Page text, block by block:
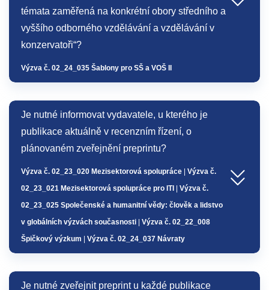
témata zaměřená na konkrétní obory středního a
vyššího odborného vzdělávání a vzdělávání v
konzervatoři“?
Výzva č. 02_24_035 Šablony pro SŠ a VOŠ II
Je nutné informovat vydavatele, u kterého je
publikace aktuálně v recenzním řízení, o
plánovaném zveřejnění preprintu?
Výzva č. 02_23_020 Mezisektorová spolupráce
Výzva č.
02_23_021 Mezisektorová spolupráce pro ITI
Výzva č.
02_23_025 Společenské a humanitní vědy: člověk a lidstvo
v globálních výzvách současnosti
Výzva č. 02_22_008
Špičkový výzkum
Výzva č. 02_24_037 Návraty
Je nutné zveřejnit preprint u každé publikace